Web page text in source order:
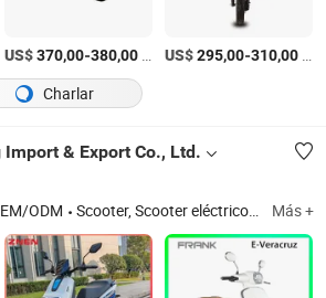
US$370,00-380,00/sets US$295,00-310,00
Charlar
& Export Co., Ltd.
ODM Scooter, Scooter eléctrico, E-Scooter, Scooter de gas, Motocicleta Más +